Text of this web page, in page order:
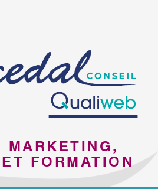
MARKETING,
FORMATION